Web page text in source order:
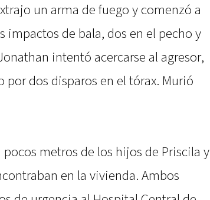
un arma de fuego y comenzó a
impactos de bala, dos en el pecho y
intentó acercarse al agresor,
dos disparos en el tórax. Murió
metros de los hijos de Priscila y
en la vivienda. Ambos